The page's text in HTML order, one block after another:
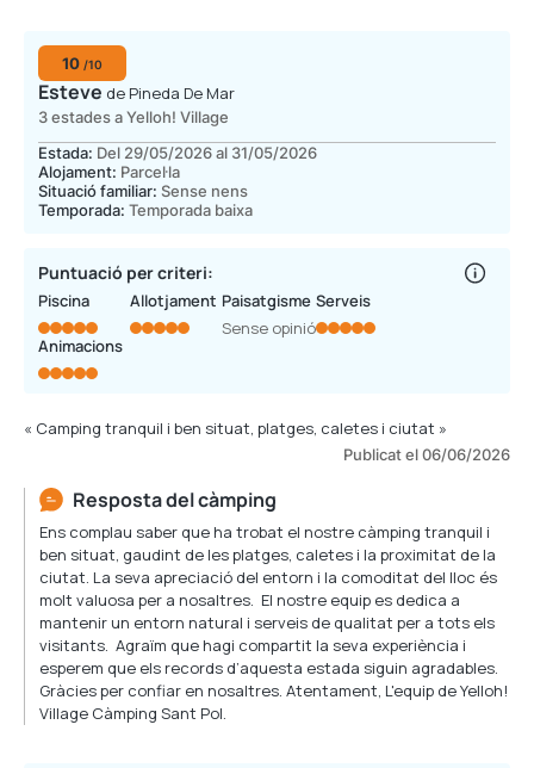
10 /10
Esteve de Pineda De Mar
3 estades a Yelloh! Village
Estada: Del 29/05/2026 al 31/05/2026
Alojament: Parcel·la
Situació familiar: Sense nens
Temporada: Temporada baixa
Puntuació per criteri:
Piscina Allotjament
Paisatgisme
Sense opinió
Serveis
Animacions
« Camping tranquil i ben situat, platges, caletes i ciutat »
Publicat el 06/06/2026
Resposta del càmping
Ens complau saber que ha trobat el nostre càmping tranquil i
ben situat, gaudint de les platges, caletes i la proximitat de la
ciutat. La seva apreciació del entorn i la comoditat del lloc és
molt valuosa per a nosaltres. El nostre equip es dedica a
mantenir un entorn natural i serveis de qualitat per a tots els
visitants. Agraïm que hagi compartit la seva experiència i
esperem que els records d’aquesta estada siguin agradables.
Gràcies per confiar en nosaltres. Atentament, L'equip de Yelloh!
Village Càmping Sant Pol.